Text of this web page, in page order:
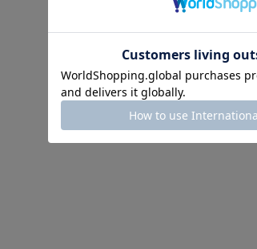
買えば買うほどお得! 最大半額クーポン